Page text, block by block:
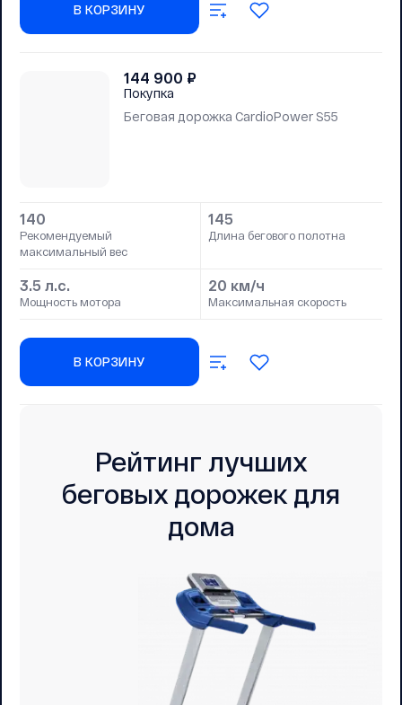
В КОРЗИНУ
144 900 ₽
Покупка
Беговая дорожка CardioPower S55
140
Рекомендуемый
максимальный вес
145
Длина бегового полотна
3.5 л.с.
Мощность мотора
20 км/ч
Максимальная скорость
В КОРЗИНУ
Рейтинг лучших
беговых дорожек для
дома